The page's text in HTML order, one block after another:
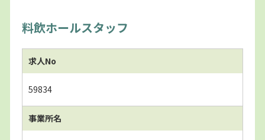
料飲ホールスタッフ
求人No
59834
事業所名